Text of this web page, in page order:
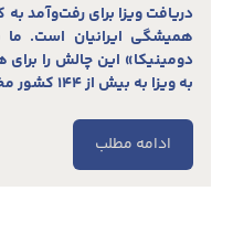
دریافت ویزا برای رفت‌و‌آمد
همیشگی ایرانیان است. ما
دومینیکا» این چالش را
به ویزا به بیش از ۱۴۴ کشور مختلف جهان رفت‌وآمد کنید.
ادامه مطلب